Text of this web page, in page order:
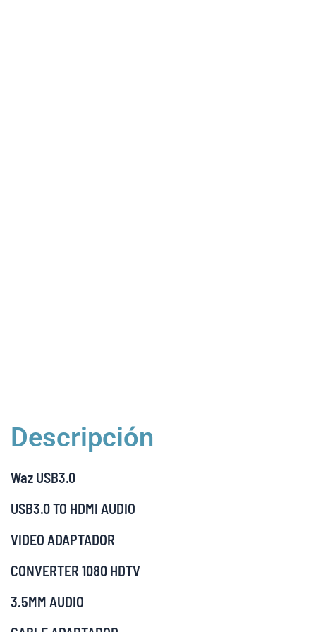
Descripción
Waz USB3.0
USB3.0 TO HDMI AUDIO
VIDEO ADAPTADOR
CONVERTER 1080 HDTV
3.5MM AUDIO